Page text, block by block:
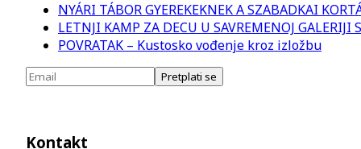
NYÁRI TÁBOR GYEREKEKNEK A SZABADKAI
LETNJI KAMP ZA DECU U SAVREMENOJ GALERIJI
POVRATAK – Kustosko vođenje kroz izložbu
Kontakt